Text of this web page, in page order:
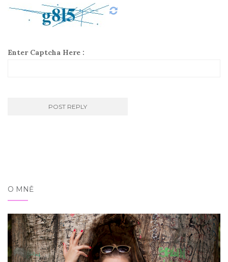
Enter Captcha Here :
O MNĚ